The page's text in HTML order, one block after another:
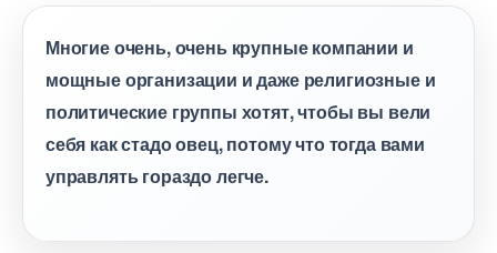
Многие очень, очень крупные компании и
мощные организации и даже религиозные и
политические группы хотят, чтобы вы вели
себя как стадо овец, потому что тогда вами
управлять гораздо легче.